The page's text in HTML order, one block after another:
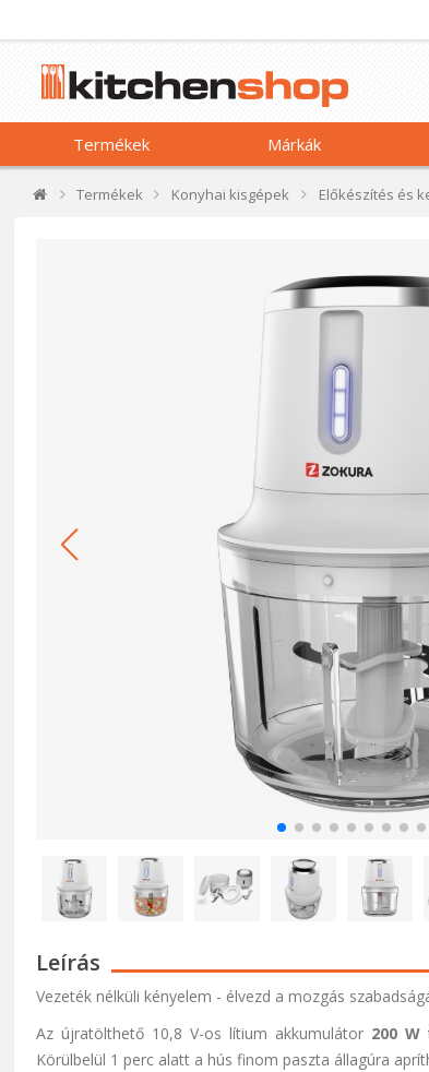
Termékek Márkák
Termékek Konyhai kisgépek Előkészítés és
Leírás
Vezeték nélküli kényelem - élvezd a mozgás
Az újratölthető 10,8 V-os lítium akkumulátor 200 W
Körülbelül 1 perc alatt a hús finom paszta állagúra